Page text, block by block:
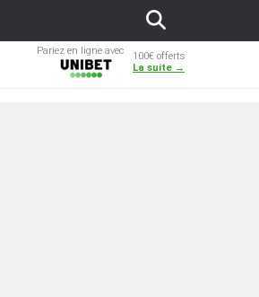
Pariez en ligne avec
100€ offerts
La suite →